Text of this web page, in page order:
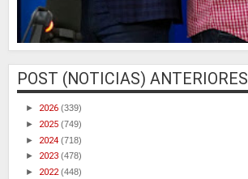
POST (NOTICIAS) ANTERIORES
► 2026 (339)
► 2025 (749)
► 2024 (718)
► 2023 (478)
► 2022(448)